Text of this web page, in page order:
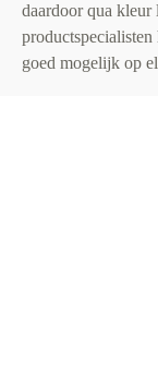
daardoor qua
goed mogelijk op